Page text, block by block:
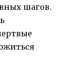
шагов.